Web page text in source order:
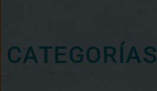
CATEGORÍAS